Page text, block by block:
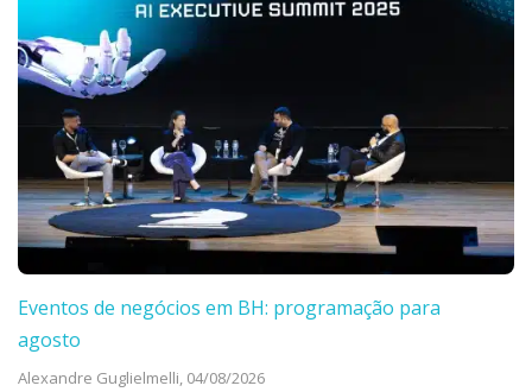
Eventos de negócios em BH: programação para
agosto
Alexandre Guglielmelli, 04/08/2026